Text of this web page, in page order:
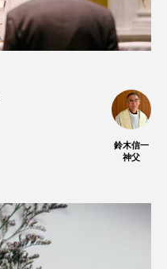
鈴木信一
神父